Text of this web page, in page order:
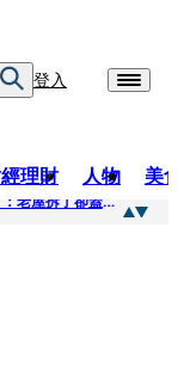
登入
理財 人物 美
都更停擺3／營造成本翻倍 都更爆「棄嬰潮」：老屋拆了卻蓋不下去